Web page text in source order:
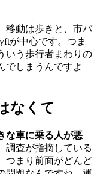
移動は歩きと、市バ
が中心です。つま
いう歩行者まわりの
でしまうんですよ
なくて
な車に乗る人が悪
調査が指摘している
つまり前面がどんど